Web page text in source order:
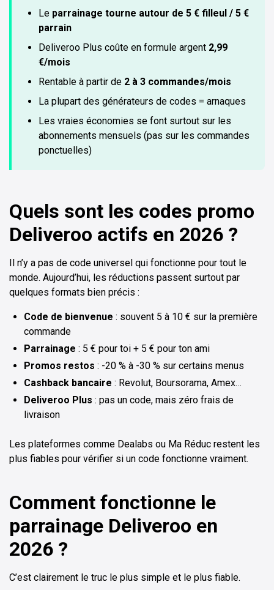
Le parrainage tourne autour de 5 € filleul / 5 €
parrain
Deliveroo Plus coûte en formule argent 2,99
€/mois
Rentable à partir de 2 à 3 commandes/mois
La plupart des générateurs de codes = arnaques
Les vraies économies se font surtout sur les
abonnements mensuels (pas sur les commandes
ponctuelles)
Quels sont les codes promo
Deliveroo actifs en 2026 ?
Il n’y a pas de code universel qui fonctionne pour tout le
monde. Aujourd’hui, les réductions passent surtout par
quelques formats bien précis :
Code de bienvenue : souvent 5 à 10 € sur la première
commande
Parrainage : 5 € pour toi + 5 € pour ton ami
Promos restos : -20 % à -30 % sur certains menus
Cashback bancaire : Revolut, Boursorama, Amex…
Deliveroo Plus : pas un code, mais zéro frais de
livraison
Les plateformes comme Dealabs ou Ma Réduc restent les
plus fiables pour vérifier si un code fonctionne vraiment.
Comment fonctionne le
parrainage Deliveroo en
2026 ?
C’est clairement le truc le plus simple et le plus fiable.